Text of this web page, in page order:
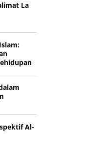
La
Al-